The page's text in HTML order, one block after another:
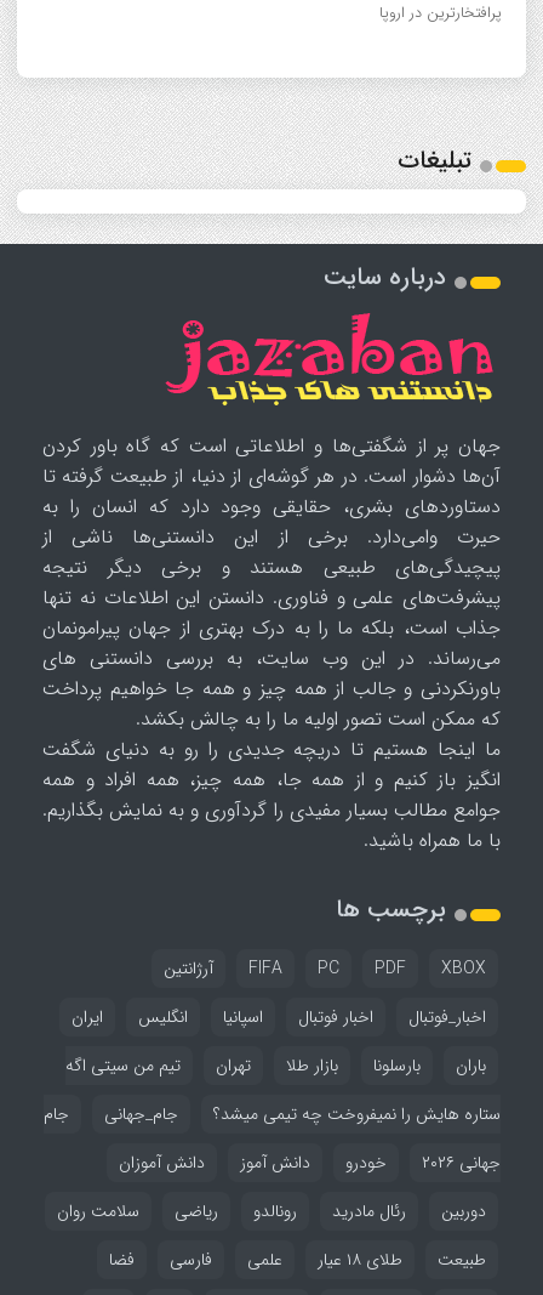
پرافتخارترین در اروپا
تبلیغات
درباره سایت
جهان پر از شگفتی‌ها و اطلاعاتی است که گاه باور کردن
آن‌ها دشوار است. در هر گوشه‌ای از دنیا، از طبیعت گرفته تا
دستاوردهای بشری، حقایقی وجود دارد که انسان را به
حیرت وامی‌دارد. برخی از این دانستنی‌ها ناشی از
پیچیدگی‌های طبیعی هستند و برخی دیگر نتیجه
پیشرفت‌های علمی و فناوری. دانستن این اطلاعات نه تنها
جذاب است، بلکه ما را به درک بهتری از جهان پیرامونمان
می‌رساند. در این وب سایت، به بررسی دانستنی های
باورنکردنی و جالب از همه چیز و همه جا خواهیم پرداخت
که ممکن است تصور اولیه ما را به چالش بکشد.
ما اینجا هستیم تا دریچه جدیدی را رو به دنیای شگفت
انگیز باز کنیم و از همه جا، همه چیز، همه افراد و همه
جوامع مطالب بسیار مفیدی را گردآوری و به نمایش بگذاریم.
با ما همراه باشید.
برچسب ها
FIFA PC PDF XBOX
آرژانتین
اخبار_فوتبال
اخبار فوتبال اسپانیا انگلیس
ایران
باران
بارسلونا بازار طلا تهران
تیم من سیتی اگه
ستاره هایش را نمیفروخت چه تیمی میشد؟
جام_جهانی
جام
جهانی ۲۰۲۶
خودرو دانش آموز
دانش آموزان
دوربین
رئال مادرید رونالدو ریاضی
سلامت روان
طبیعت
طلای ۱۸ عیار علمی فارسی فضا